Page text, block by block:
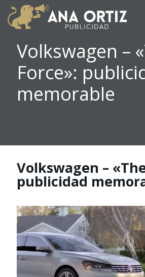
Volkswagen –
Force»:
memorable
Volkswagen –
publicidad